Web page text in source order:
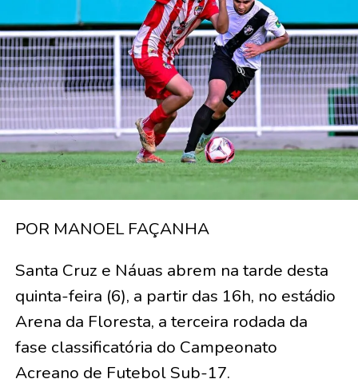
POR MANOEL FAÇANHA
Santa Cruz e Náuas abrem na tarde desta
quinta-feira (6), a partir das 16h, no estádio
Arena da Floresta, a terceira rodada da
fase classificatória do Campeonato
Acreano de Futebol Sub-17.